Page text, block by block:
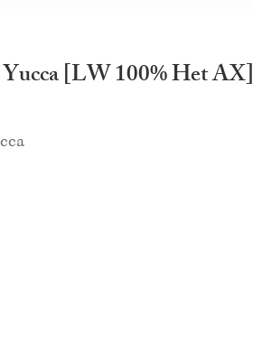
[LW 100% Het AX]